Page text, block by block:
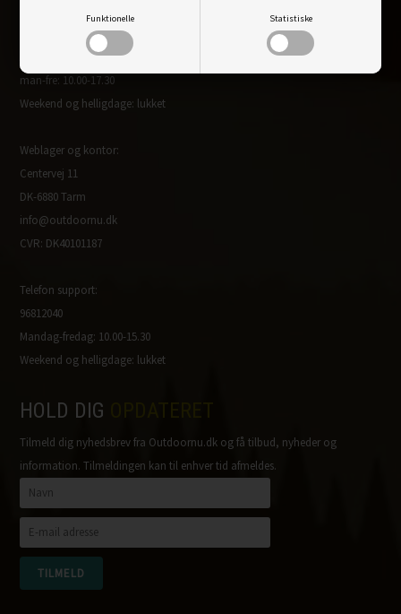
Funktionelle Statistiske
Åbningstider fysisk butik:
man-fre: 10.00-17.30
Weekend og helligdage: lukket
Weblager og kontor:
Centervej 11
DK-6880 Tarm
info@outdoornu.dk
CVR: DK40101187
Telefon support:
96812040
Mandag-fredag: 10.00-15.30
Weekend og helligdage: lukket
HOLD DIG
Tilmeld dig nyhedsbrev fra Outdoornu.dk og få tilbud, nyheder og
information. Tilmeldingen kan til enhver tid afmeldes.